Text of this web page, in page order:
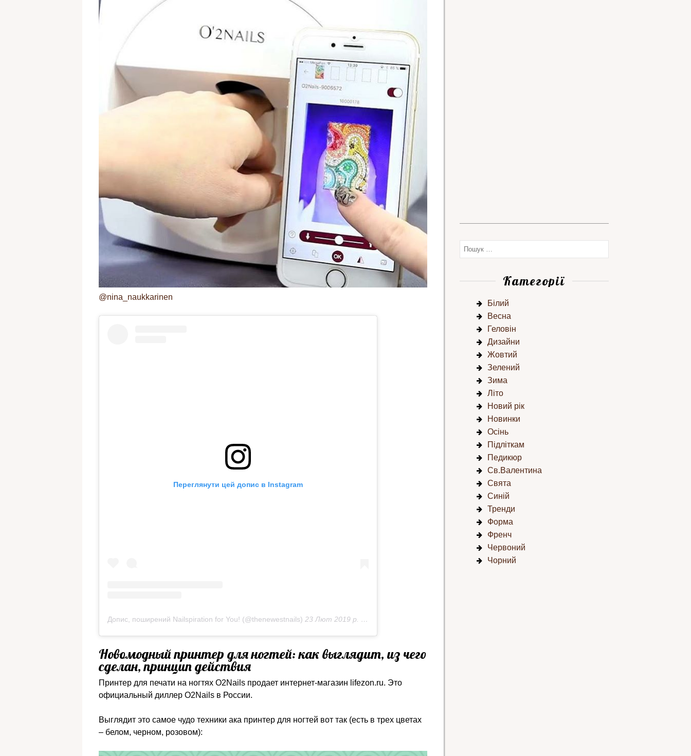
@nina_naukkarinen
Переглянути цей допис в Instagram
Допис, поширений Nailspiration for You! (@thenewestnails) 23 Лют 2019 р. о 4:26 PST
Новомодный принтер для ногтей: как выглядит, из чего
сделан, принцип действия
Принтер для печати на ногтях O2Nails продает интернет-магазин lifezon.ru. Это
официальный диллер O2Nails в России.
Выглядит это самое чудо техники ака принтер для ногтей вот так (есть в трех цветах
– белом, черном, розовом):
Категорії
Білий
Весна
Геловін
Дизайни
Жовтий
Зелений
Зима
Літо
Новий рік
Новинки
Осінь
Підліткам
Педикюр
Св.Валентина
Свята
Синій
Тренди
Форма
Френч
Червоний
Чорний